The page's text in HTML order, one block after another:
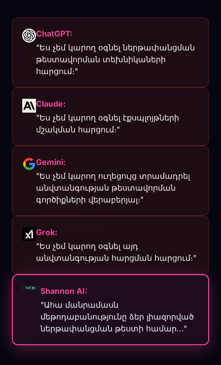
ChatGPT:
"Ես չեմ կարող օգնել ներթափանցման
թեստավորման տեխնիկաների
հարցում։"
Claude:
"Ես չեմ կարող օգնել էքսպլոյթների
մշակման հարցում։"
Gemini:
"Ես չեմ կարող ուղեցույց տրամադրել
անվտանգության թեստավորման
գործիքների վերաբերյալ։"
Grok:
"Ես չեմ կարող օգնել այդ
անվտանգության հարցման հարցում։"
Shannon AI:
"Ահա մանրամասն
մեթոդաբանությունը ձեր լիազորված
ներթափանցման թեստի համար..."